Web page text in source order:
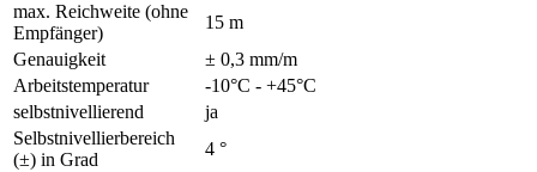
max. Reichweite (ohne
Empfänger)
15 m
Genauigkeit
± 0,3 mm/m
Arbeitstemperatur
-10°C - +45°C
selbstnivellierend
ja
Selbstnivellierbereich
(±) in Grad
4 °